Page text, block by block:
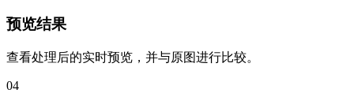
预览结果
查看处理后的实时预览，并与原图进行比较。
04